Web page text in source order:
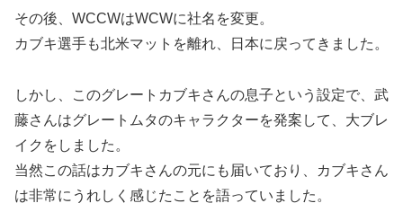
その後、WCCWはWCWに社名を変更。
カブキ選手も北米マットを離れ、日本に戻ってきました。
しかし、このグレートカブキさんの息子という設定で、武
藤さんはグレートムタのキャラクターを発案して、大ブレ
イクをしました。
当然この話はカブキさんの元にも届いており、カブキさん
は非常にうれしく感じたことを語っていました。